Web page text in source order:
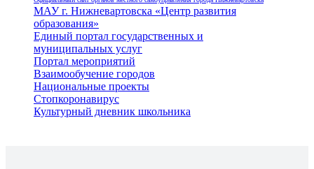
МАУ г. Нижневартовска «Центр развития
образования»
Единый портал государственных и
муниципальных услуг
Портал мероприятий
Взаимообучение городов
Национальные проекты
Стопкоронавирус
Культурный дневник школьника